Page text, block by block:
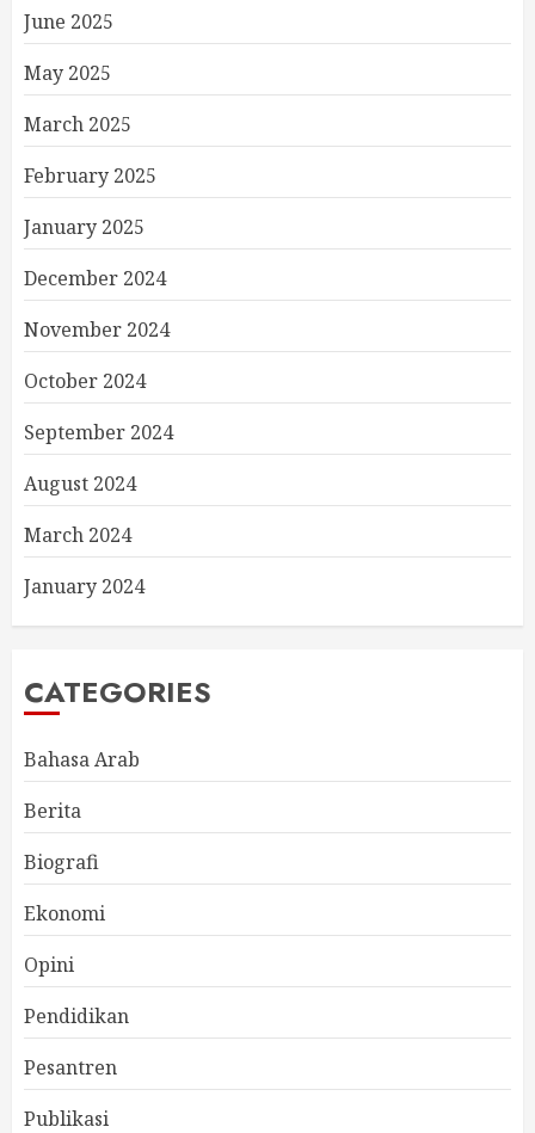
June 2025
May 2025
March 2025
February 2025
January 2025
December 2024
November 2024
October 2024
September 2024
August 2024
March 2024
January 2024
CATEGORIES
Bahasa Arab
Berita
Biografi
Ekonomi
Opini
Pendidikan
Pesantren
Publikasi